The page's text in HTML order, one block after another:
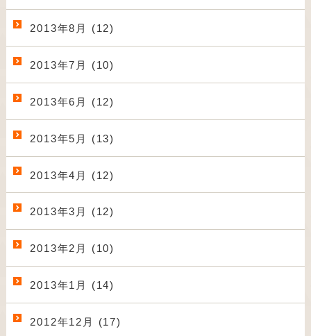
2013年8月 (12)
2013年7月 (10)
2013年6月 (12)
2013年5月 (13)
2013年4月 (12)
2013年3月 (12)
2013年2月 (10)
2013年1月 (14)
2012年12月 (17)